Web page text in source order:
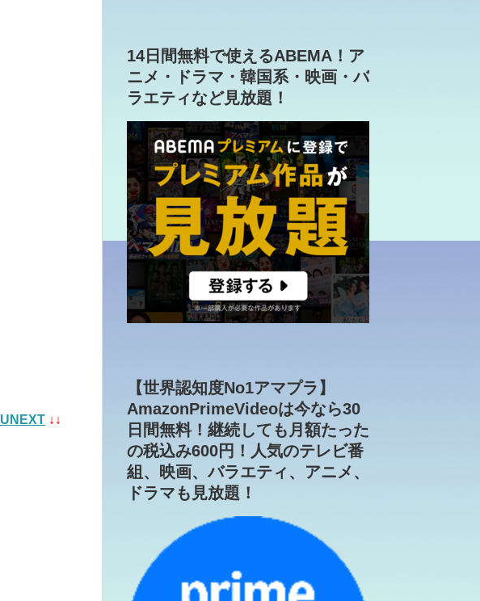
UNEXT ↓↓
14日間無料で使えるABEMA！ア
ニメ・ドラマ・韓国系・映画・バ
ラエティなど見放題！
【世界認知度No1アマプラ】
AmazonPrimeVideoは今なら30
日間無料！継続しても月額たった
の税込み600円！人気のテレビ番
組、映画、バラエティ、アニメ、
ドラマも見放題！